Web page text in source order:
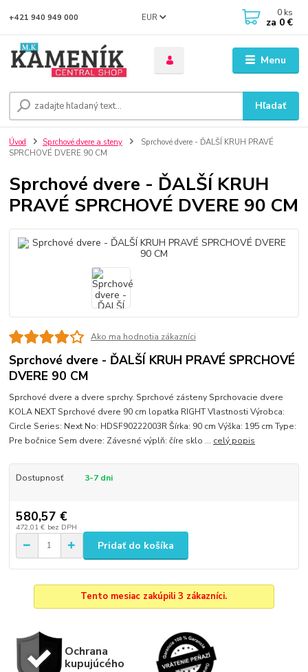
Menu
EUR
Hľadať
+421 940 949 000 0 ks
za 0 €
Úvod Sprchové dvere a steny
Sprchové dvere - ĎALŠÍ KRUH PRAVÉ
SPRCHOVÉ DVERE 90 CM
Sprchové dvere - ĎALŠÍ KRUH
PRAVÉ SPRCHOVÉ DVERE 90 CM
Ako ma hodnotia zákazníci
Sprchové dvere - ĎALŠÍ KRUH PRAVÉ SPRCHOVÉ
DVERE 90 CM
Sprchové dvere a dvere sprchy. Sprchové zásteny Sprchovacie dvere
KOLA NEXT Sprchové dvere 90 cm lopatka RIGHT Vlastnosti Výrobca:
Circle Series: Next No: HDSF90222003R Šírka: 90 cm Výška: 195 cm Type:
Pre bočnice Sem dvere: Závesné výplň: číre sklo ... celý popis
Dostupnosť 3-7 dni
580,57 €
472,01 € bez DPH
Pridať do košíka
Tento mesiac zakúpili 3 zákazníci.
Ochrana
kupujúcého